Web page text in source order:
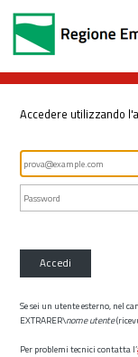
Accedere utilizzando
Accedi
Se sei un utente esterno, nel
EXTRARER\nome utente
Per problemi tecnici contatta l’